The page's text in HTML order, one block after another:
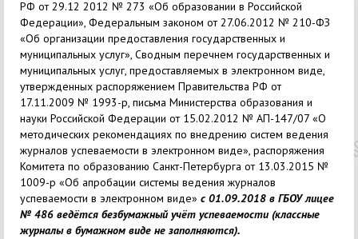
РФ от 29.12 2012 № 273 «Об образовании в Российской
Федерации», Федеральным законом от 27.06.2012 № 210-ФЗ
«Об организации предоставления государственных и
муниципальных услуг», Сводным перечнем государственных и
муниципальных услуг, предоставляемых в электронном виде,
утвержденных распоряжением Правительства РФ от
17.11.2009 № 1993-р, письма Министерства образования и
науки Российской Федерации от 15.02.2012 № АП-147/07 «О
методических рекомендациях по внедрению систем ведения
журналов успеваемости в электронном виде», распоряжения
Комитета по образованию Санкт-Петербурга от 13.03.2015 №
1009-р «Об апробации системы ведения журналов
успеваемости в электронном виде» с 01.09.2018 в ГБОУ лицее
№ 486 ведётся безбумажный учёт успеваемости (классные
журналы в бумажном виде не заполняются).